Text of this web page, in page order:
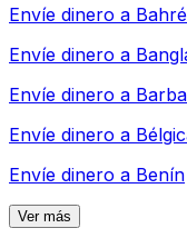
Envíe dinero a
Envíe dinero a
Envíe dinero a
Envíe dinero a
Envíe dinero a Benín
Ver más